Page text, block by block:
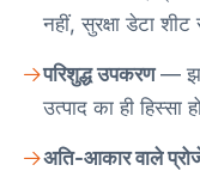
नहीं, सुरक्षा डेटा
परिशुद्ध उपकरण—
उत्पाद का ही हिस्सा
अति-आकार वाले